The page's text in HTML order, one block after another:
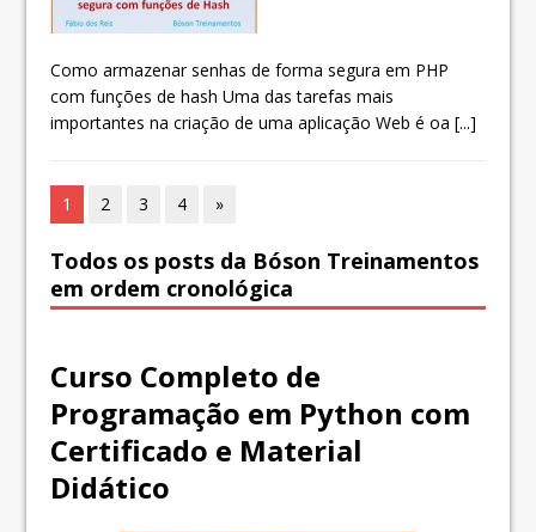
Como armazenar senhas de forma segura em PHP
com funções de hash Uma das tarefas mais
importantes na criação de uma aplicação Web é oa[...]
1 2 3 4 »
Todos os posts da Bóson Treinamentos
em ordem cronológica
Curso Completo de
Programação em Python com
Certificado e Material
Didático